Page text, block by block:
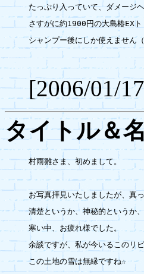
たっぷり入っていて、ダメージ
さすがに約1900円の大島椿EXト
シャンプー後にしか使えません（
[2006/01/
タイトル＆
村雨雛さま、初めまして。
お写真拝見いたしましたが、真
清楚というか、神秘的というか
寒い中、お疲れ様でした。
余談ですが、私が今いるこのリ
この土地の雪は無縁ですね☆